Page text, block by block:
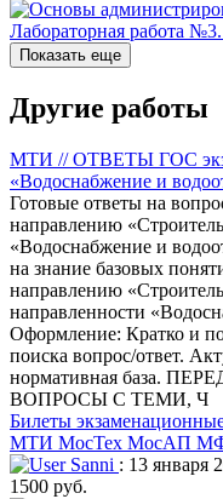
Показать еще
Другие работы
МТИ // ОТВЕТЫ ГОС
«Водоснабжение и
Готовые ответы на
направлению
«Водоснабжение и
на знание базовых
направлению
направленности
Оформление: Кратко и
поиска вопрос/ответ.
нормативная база.
ВОПРОСЫ С ТЕМИ, Ч
Билеты
МТИ МосТех МосАП
Sanni : 13 января
1500 руб.